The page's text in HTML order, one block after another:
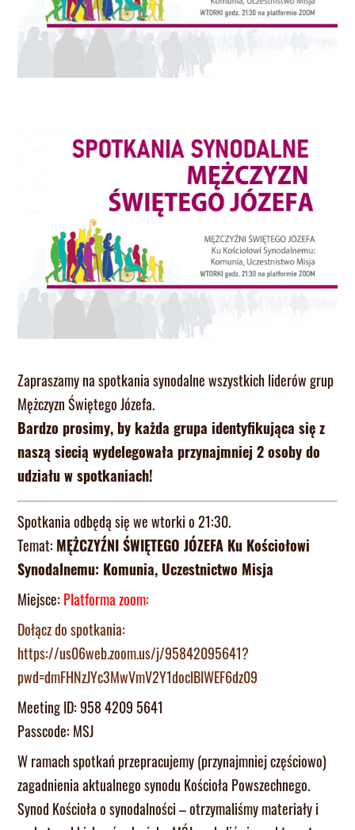
Zapraszamy na spotkania synodalne wszystkich liderów grup
Mężczyzn Świętego Józefa.
Bardzo prosimy, by każda grupa identyfikująca się z
naszą siecią wydelegowała przynajmniej 2 osoby do
udziału w spotkaniach!
Spotkania odbędą się we wtorki o 21:30.
Temat: MĘŻCZYŹNI ŚWIĘTEGO JÓZEFA Ku Kościołowi
Synodalnemu: Komunia, Uczestnictwo Misja
Miejsce: Platforma zoom:
Dołącz do spotkania:
https://us06web.zoom.us/j/95842095641?
pwd=dmFHNzJYc3MwVmV2Y1doclBIWEF6dz09
Meeting ID: 958 4209 5641
Passcode: MSJ
W ramach spotkań przepracujemy (przynajmniej częściowo)
zagadnienia aktualnego synodu Kościoła Powszechnego.
Synod Kościoła o synodalności – otrzymaliśmy materiały i